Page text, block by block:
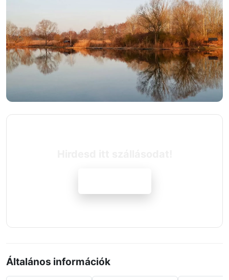
Általános információk